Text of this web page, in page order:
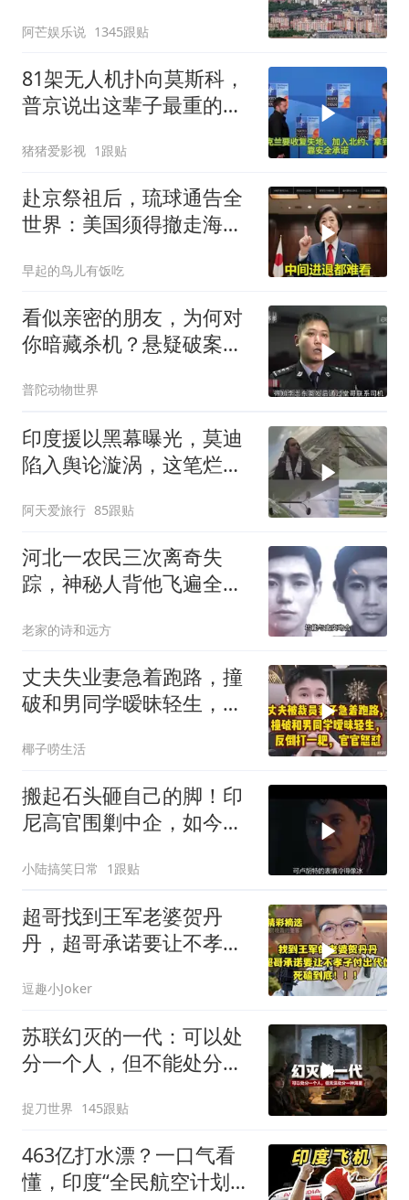
阿芒娱乐说 1345跟贴
81架无人机扑向莫斯科，
普京说出这辈子最重的一
猪猪爱影视 1跟贴
赴京祭祖后，琉球通告全
世界：美国须得撤走海马
早起的鸟儿有饭吃
看似亲密的朋友，为何对
你暗藏杀机？悬疑破案揭
普陀动物世界
印度援以黑幕曝光，莫迪
陷入舆论漩涡，这笔烂账
阿天爱旅行 85跟贴
河北一农民三次离奇失
踪，神秘人背他飞遍全中
老家的诗和远方
丈夫失业妻急着跑路，撞
破和男同学暧昧轻生，反
椰子唠生活
搬起石头砸自己的脚！印
尼高官围剿中企，如今烂
小陆搞笑日常 1跟贴
超哥找到王军老婆贺丹
丹，超哥承诺要让不孝子
逗趣小Joker
苏联幻灭的一代：可以处
分一个人，但不能处分一
捉刀世界 145跟贴
463亿打水漂？一口气看
懂，印度“全民航空计划”